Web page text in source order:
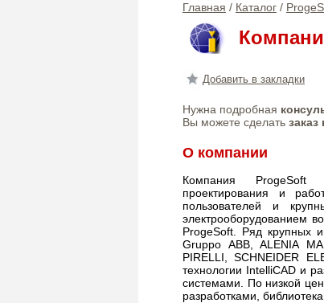
Главная / Каталог /
Добавить в закладки
Нужна подробная
Вы можете сделать
О компании
Компания ProgeSoft
проектирования и
пользователей и
электрооборудованием
ProgeSoft. Ряд крупных
Gruppo ABB, ALENIA
PIRELLI, SCHNEIDER
технологии IntelliCAD и
системами. По низкой
разработками,